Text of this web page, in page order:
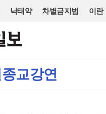
낙태약 차별금지법 이란
교강연